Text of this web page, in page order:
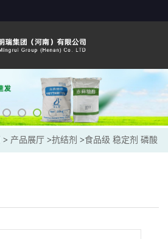
> 产品展厅 >抗结剂 >食品级 稳定剂 磷酸